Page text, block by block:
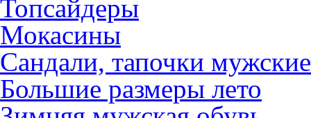
Топсайдеры
Мокасины
Сандали, тапочки мужские
Большие размеры лето